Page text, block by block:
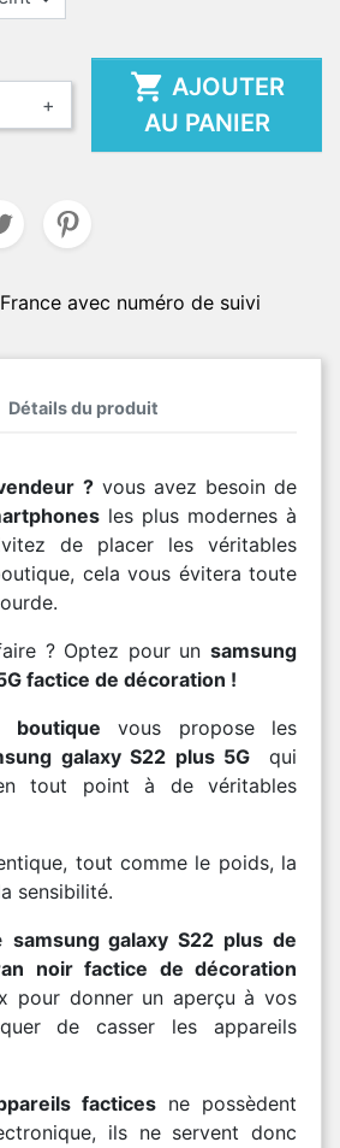
+ 
AU PANIER
avec numéro de suivi
Détails du produit
?vous avez besoin de
les plus modernes à
de placer les véritables
cela vous évitera toute
? Optez pour un samsung
factice de décoration !
boutique vous propose les
galaxy S22 plus 5G
qui
tout point à de véritables
tout comme le poids, la
sensibilité.
samsung galaxy S22 plus de
noir factice de décoration
pour donner un aperçu à vos
de casser les appareils
facticesne possèdent
ils ne servent donc